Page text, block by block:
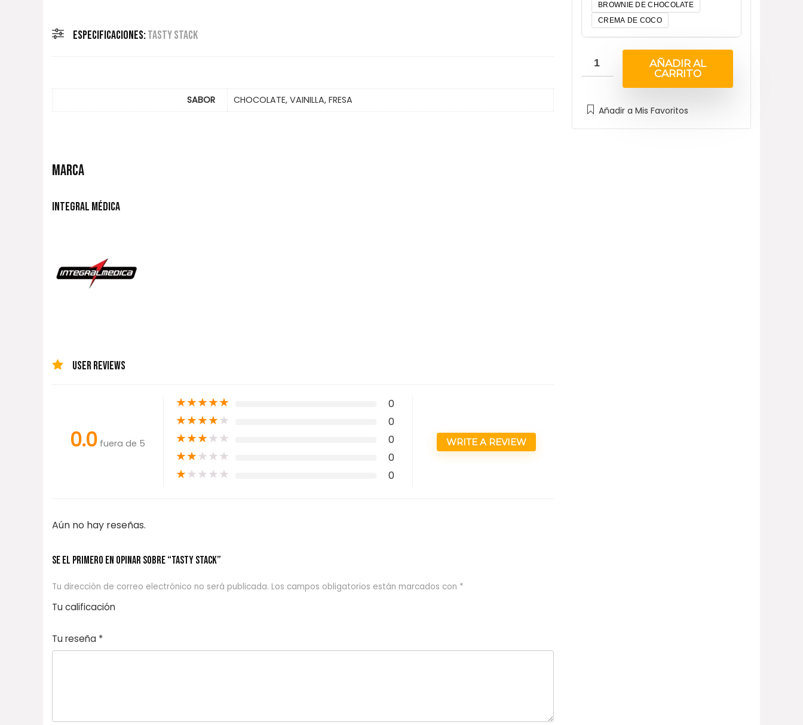
ESPECIFICACIONES:TASTY STACK
SABOR CHOCOLATE, VAINILLA, FRESA
MARCA
INTEGRAL MÉDICA
USER REVIEWS
0.0 fuera de 5
★★★★★ 0
★★★★★ 0
★★★★★ 0
★★★★★ 0
★★★★★ 0
WRITE A REVIEW
Aún no hay reseñas.
Se el primero en opinar sobre “TASTY STACK”
Tu dirección de correo electrónico no será publicada. Los campos obligatorios están marcados con *
Tu calificación
e
5
las
s
Tu reseña *
BROWNIE DE CHOCOLATE
CREMA DE COCO
AÑADIR AL
CARRITO
Añadir a Mis Favoritos